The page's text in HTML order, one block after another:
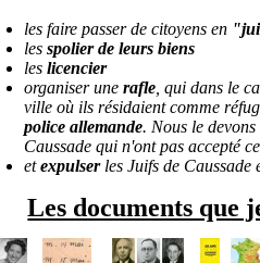
les faire passer de citoyens en
les spolier de leurs biens
les licencier
organiser une rafle, qui dans le
ville où ils résidaient comme
police allemande. Nous le
Caussade qui n'ont pas accepté
etexpulserles Juifs de Caussade
Les documents que